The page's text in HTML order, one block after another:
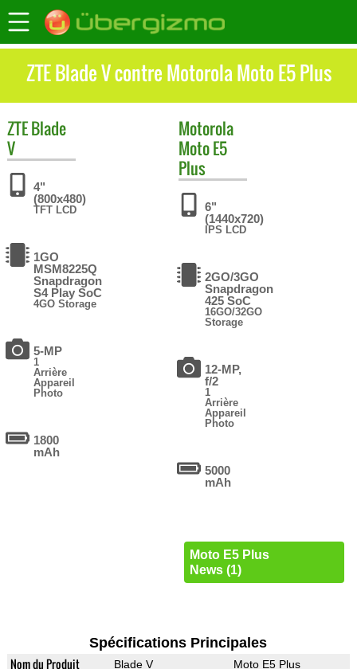
ZTE Blade V contre Motorola Moto E5 Plus
ZTEBlade
V
4"
(800x480)
TFT LCD
1GO
MSM8225Q
Snapdragon
S4 Play SoC
4GO Storage
5-MP
1
Arrière
Appareil
Photo
1800
mAh
Motorola
Moto E5
Plus
6"
(1440x720)
IPS LCD
2GO/3GO
Snapdragon
425 SoC
16GO/32GO
Storage
12-MP,
f/2
1
Arrière
Appareil
Photo
5000
mAh
Moto E5 Plus
News (1)
Spécifications Principales
Nom du Produit Blade V Moto E5 Plus